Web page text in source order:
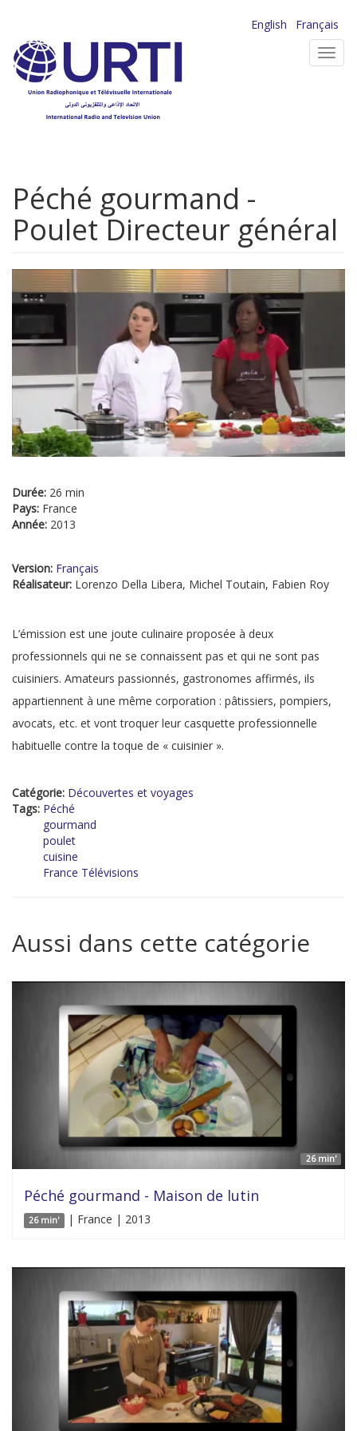
contenu
principal
English
Français
Péché gourmand -
Poulet Directeur général
Durée: 26 min
Pays: France
Année: 2013
Version: Français
Réalisateur: Lorenzo Della Libera, Michel Toutain, Fabien Roy
L’émission est une joute culinaire proposée à deux
professionnels qui ne se connaissent pas et qui ne sont pas
cuisiniers. Amateurs passionnés, gastronomes affirmés, ils
appartiennent à une même corporation : pâtissiers, pompiers,
avocats, etc. et vont troquer leur casquette professionnelle
habituelle contre la toque de « cuisinier ».
Catégorie: Découvertes et voyages
Tags: Péché
gourmand
poulet
cuisine
France Télévisions
Aussi dans cette catégorie
26 min'
Péché gourmand - Maison de lutin
26 min' | France | 2013